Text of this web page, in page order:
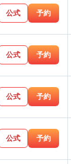
公式 予約
公式 予約
公式 予約
公式 予約